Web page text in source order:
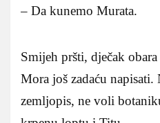
– Da kunemo Murata.
Smijeh pršti, dječak
Mora još zadaću
zemljopis, ne voli